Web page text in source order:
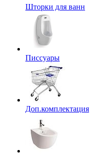
Шторки для ванн
Писсуары
Доп.комплектация